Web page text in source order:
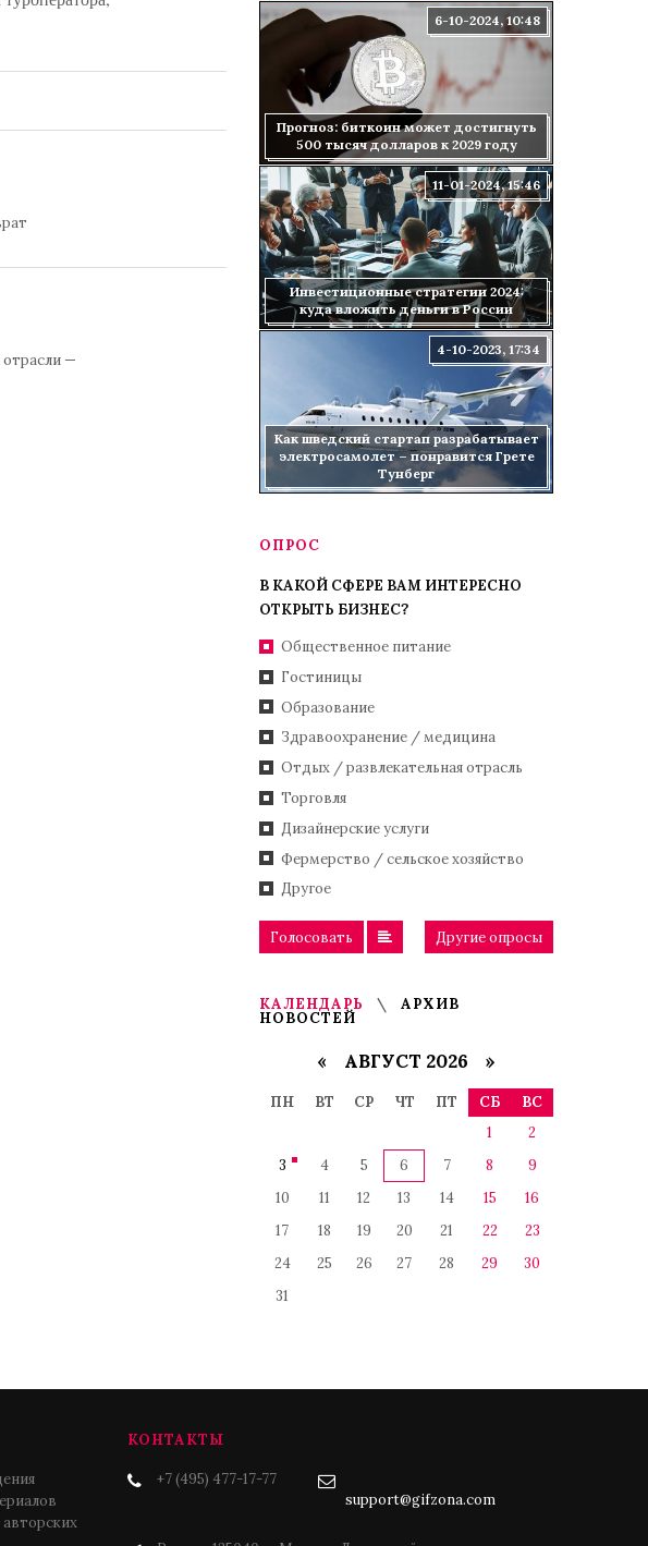
отрасли —
Прогноз: биткоин может достигнуть
500 тысяч долларов к 2029 году
6-10-2024, 10:48
Инвестиционные стратегии 2024:
куда вложить деньги в России
11-01-2024, 15:46
Как шведский стартап разрабатывает
электросамолет – понравится Грете
Тунберг
4-10-2023, 17:34
ОПРОС
В КАКОЙ СФЕРЕ ВАМ ИНТЕРЕСНО
ОТКРЫТЬ БИЗНЕС?
Общественное питание
Гостиницы
Образование
Здравоохранение / медицина
Отдых / развлекательная отрасль
Торговля
Дизайнерские услуги
Фермерство / сельское хозяйство
Другое
Голосовать Другие опросы
КАЛЕНДАРЬ АРХИВ
НОВОСТЕЙ
« АВГУСТ 2026 »
ПН ВТ СР ЧТ ПТ СБ
ВС
1
2
3
4 5 6 7 8
9
10
11 12 13 14 15
16
17
18 19 20 21 22
23
24
25 26 27 28 29
30
31
КОНТАКТЫ
+7 (495) 477-17-77
support@gifzona.com